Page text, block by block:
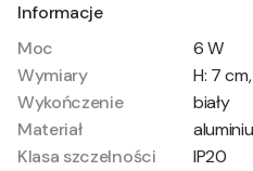
Informacje
Moc
6 W
Wymiary
H: 7
Wykończenie
biały
Materiał
Klasa szczelności
IP20